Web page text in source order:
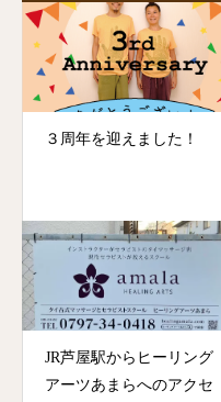
３周年を迎えました！
JR芦屋駅からヒーリング
アーツあまらへのアクセ